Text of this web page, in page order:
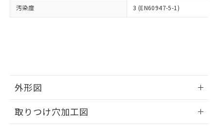
汚染度 3 (EN60947-5-1)
外形図
取りつけ穴加工図
の「1.共同利
用者の範囲」に記載されている法人を
※本証明書は発行日時点で非含有を証明す
るもので、過去に遡って非含有を証明する
していることから、特段のことがない限
り、2022年1月12日より割愛しておりま
す。